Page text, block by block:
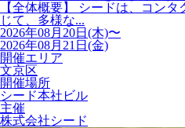
【全体概要】 シードは、コン
じて、多様な...
2026年08月20日(木)〜
2026年08月21日(金)
開催エリア
文京区
開催場所
シード本社ビル
主催
株式会社シード